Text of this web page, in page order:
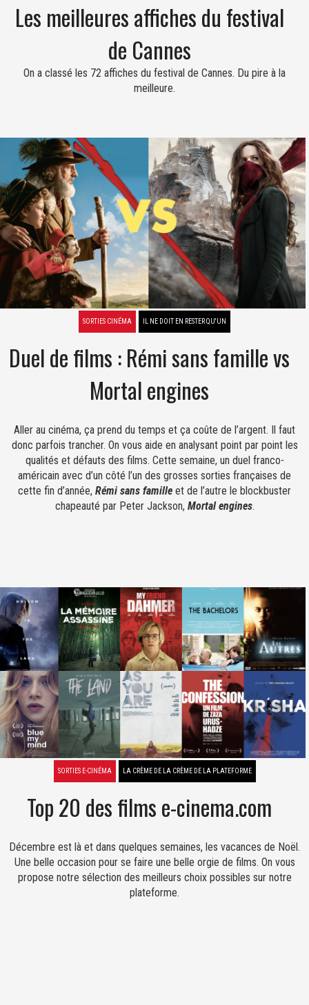
Les meilleures affiches du festival
de Cannes
On a classé les 72 affiches du festival de Cannes. Du pire à la
meilleure.
SORTIES CINÉMA IL NE DOIT EN RESTER QU'UN
Duel de films : Rémi sans famille vs
Mortal engines
Aller au cinéma, ça prend du temps et ça coûte de l’argent. Il faut
donc parfois trancher. On vous aide en analysant point par point les
qualités et défauts des films. Cette semaine, un duel franco-
américain avec d’un côté l’un des grosses sorties françaises de
cette fin d’année, Rémi sans famille et de l’autre le blockbuster
chapeauté par Peter Jackson, Mortal engines.
SORTIES E-CINÉMA LA CRÈME DE LA CRÈME DE LA PLATEFORME
Top 20 des films e-cinema.com
Décembre est là et dans quelques semaines, les vacances de Noël.
Une belle occasion pour se faire une belle orgie de films. On vous
propose notre sélection des meilleurs choix possibles sur notre
plateforme.